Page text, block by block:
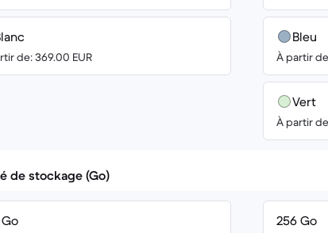
de: 369.00 EUR
Bleu
À partir
Vert
À partir
de stockage (Go)
256 Go